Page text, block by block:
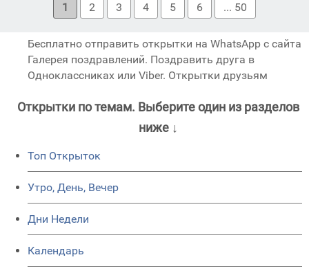
1 2 3 4 5 6 ... 50
Бесплатно отправить открытки на WhatsApp с сайта
Галерея поздравлений. Поздравить друга в
Одноклассниках или Viber. Открытки друзьям
Открытки по темам. Выберите один из разделов
ниже ↓
Топ Открыток
Утро, День, Вечер
Дни Недели
Календарь